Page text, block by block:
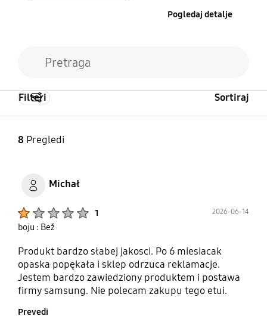
Pogledaj detalje
8 Pregledi
Filteri Sortiraj
Michał
1 2026-06-14
boju : Bež
Produkt bardzo słabej jakosci. Po 6 miesiacak
opaska popękała i sklep odrzuca reklamacje.
Jestem bardzo zawiedziony produktem i postawa
firmy samsung. Nie polecam zakupu tego etui.
Prevedi